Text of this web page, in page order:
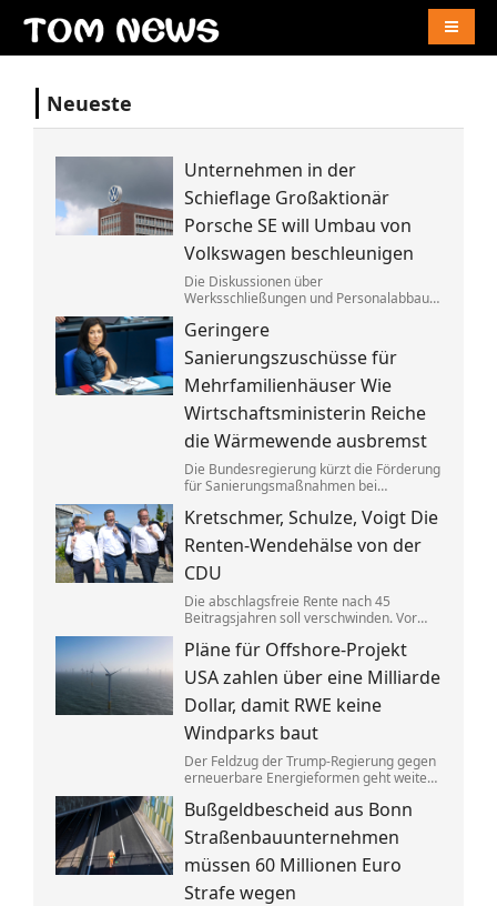
Neueste
Unternehmen in der
Schieflage Großaktionär
Porsche SE will Umbau von
Volkswagen beschleunigen
Die Diskussionen über
Werksschließungen und Personalabbau
Clan zu lange. Die Familie fordert die
Aufgabe von »Denkverboten«.
Geringere
Sanierungszuschüsse für
Mehrfamilienhäuser Wie
Wirtschaftsministerin Reiche
die Wärmewende ausbremst
Die Bundesregierung kürzt die Förderung
für Sanierungsmaßnahmen bei
nicht zuletzt Mieter. Und die Klimaziele
dürften so kaum noch zu erreichen sein.
Kretschmer, Schulze, Voigt Die
Renten-Wendehälse von der
CDU
Die abschlagsfreie Rente nach 45
Beitragsjahren soll verschwinden. Vor
Dabei vertraten die CDU-
Ministerpräsidenten noch vor Kurzem
das Gegenteil dessen, was sie jetzt
sagen.
Pläne für Offshore-Projekt
USA zahlen über eine Milliarde
Dollar, damit RWE keine
Windparks baut
Der Feldzug der Trump-Regierung gegen
erneuerbare Energieformen geht weiter:
in den USA geplante große
Windkraftprojekte auf – gegen eine
üppige Entschädigung.
Bußgeldbescheid aus Bonn
Straßenbauunternehmen
müssen 60 Millionen Euro
Strafe wegen